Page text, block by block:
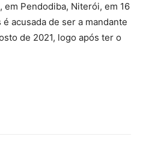
em Pendodiba, Niterói, em 16
acusada de ser a mandante
de 2021, logo após ter o